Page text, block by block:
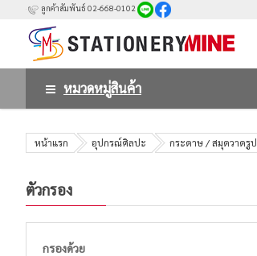
ลูกค้าสัมพันธ์ 02-668-0102
หมวดหมู่สินค้า
หน้าแรก อุปกรณ์ศิลปะ กระดาษ / สมุดวาดรูป
ตัวกรอง
กรองด้วย